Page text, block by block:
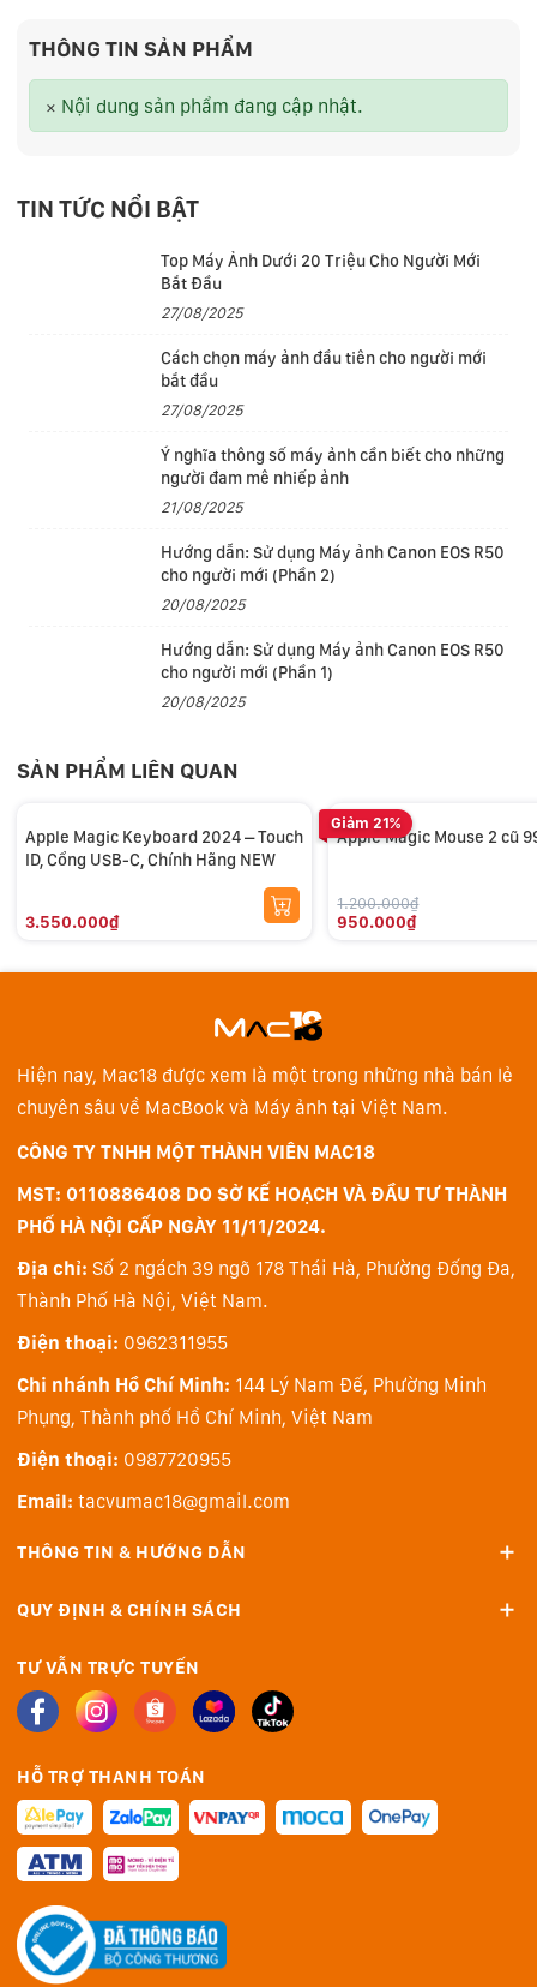
THÔNG TIN SẢN PHẨM
× Nội dung sản phẩm đang cập nhật.
TIN TỨC NỔI BẬT
Top Máy Ảnh Dưới 20 Triệu Cho Người Mới
Bắt Đầu
27/08/2025
Cách chọn máy ảnh đầu tiên cho người mới
bắt đầu
27/08/2025
Ý nghĩa thông số máy ảnh cần biết cho những
người đam mê nhiếp ảnh
21/08/2025
Hướng dẫn: Sử dụng Máy ảnh Canon EOS R50
cho người mới (Phần 2)
20/08/2025
Hướng dẫn: Sử dụng Máy ảnh Canon EOS R50
cho người mới (Phần 1)
20/08/2025
SẢN PHẨM LIÊN QUAN
Apple Magic Keyboard 2024 – Touch
ID, Cổng USB-C, Chính Hãng NEW
3.550.000₫
Giảm 21%
Apple Magic Mouse 2 cũ
1.200.000₫
950.000₫
Hiện nay, Mac18 được xem là một trong những nhà bán lẻ
chuyên sâu về MacBook và Máy ảnh tại Việt Nam.
CÔNG TY TNHH MỘT THÀNH VIÊN MAC18
MST: 0110886408 DO SỞ KẾ HOẠCH VÀ ĐẦU TƯ THÀNH
PHỐ HÀ NỘI CẤP NGÀY 11/11/2024.
Địa chỉ: Số 2 ngách 39 ngõ 178 Thái Hà, Phường Đống Đa,
Thành Phố Hà Nội, Việt Nam.
Điện thoại: 0962311955
Chi nhánh Hồ Chí Minh: 144 Lý Nam Đế, Phường Minh
Phụng, Thành phố Hồ Chí Minh, Việt Nam
Điện thoại: 0987720955
Email: tacvumac18@gmail.com
THÔNG TIN & HƯỚNG DẪN
QUY ĐỊNH & CHÍNH SÁCH
TƯ VẪN TRỰC TUYẾN
HỖ TRỢ THANH TOÁN